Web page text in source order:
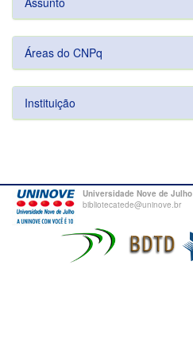
Áreas do CNPq
Instituição
Universidade Nove de Julho
bibliotecatede@uninove.br